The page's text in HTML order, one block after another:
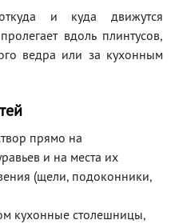
и куда движутся
вдоль плинтусов,
ведра или за кухонным
прямо на
и на места их
(щели, подоконники,
кухонные столешницы,